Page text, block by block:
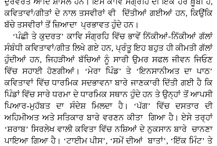
ਕਵਿਤਾਵਾਂ/ਗੀਤਾਂ ਦੇ ਨਾਲ ਤਸਵੀਰਾਂ ਵੀ ਦਿੱਤੀਆਂ ਗਈਆਂ ਹਨ, ਕਿਉਂਕਿ
ਬੱਚੇ ਤਸਵੀਰਾਂ ਤੋਂ ਜ਼ਿਆਦਾ ਪ੍ਰਭਾਵਤ ਹੁੰਦੇ ਹਨ।
‘ਪੰਛੀ ਤੇ ਕੁਦਰਤ’ ਕਾਵਿ ਸੰਗ੍ਰਹਿ ਵਿੱਚ ਭਾਵੇਂ ਨਿੱਕੀਆਂ-ਨਿੱਕੀਆਂ ਗੱਲਾਂ
ਸੰਬੰਧੀ ਕਵਿਤਾਵਾਂ/ਗੀਤ ਲਿਖੇ ਗਏ ਹਨ, ਪ੍ਰੰਤੂ ਇਹ ਬਹੁਤ ਹੀ ਕੀਮਤੀ ਗੱਲਾਂ
ਹੁੰਦੀਆਂ ਹਨ, ਜਿਹੜੀਆਂ ਬੱਚਿਆਂ ਨੂੰ ਸਾਰੀ ਉਮਰ ਸਫਲ ਜੀਵਨ ਜਿਓਣ
ਵਿੱਚ ਸਹਾਈ ਹੋਣਗੀਆਂ। ‘ਮੇਰਾ ਪਿੰਡ’ ਤੇ ‘ਇਨਸਾਨੀਅਤ ਦਾ ਪਾਠ’
ਕਵਿਤਾਵਾਂ ਵਿੱਚ ਧਾਰਮਿਕ ਸਦਭਾਵਨਾ ਬਾਰੇ ਜਾਣਕਾਰੀ ਦਿੱਤੀ ਗਈ ਹੈ ਕਿ
ਪਿੰਡਾਂ ਵਿੱਚ ਸਾਰੇ ਧਰਮਾ ਦੇ ਧਾਰਮਿਕ ਸਥਾਨ ਹੁੰਦੇ ਹਨ ਤੇ ਉਨ੍ਹਾਂ ਤੋਂ ਆਪਸੀ
ਪਿਆਰ-ਮੁਹੱਬਤ ਦਾ ਸੰਦੇਸ਼ ਮਿਲਦਾ ਹੈ। ‘ਪੱਗ’ ਵਿੱਚ ਦਸਤਾਰ ਦੀ
ਅਹਿਮੀਅਤ ਅਤੇ ਸਤਿਕਾਰ ਬਾਰੇ ਵਰਣਨ ਕੀਤਾ ਗਿਆ ਹੈ। ਏਸੇ ਤਰ੍ਹਾਂ
‘ਸ਼ਰਾਬ’ ਸਿਰਲੇਖ ਵਾਲੀ ਕਵਿਤਾ ਵਿੱਚ ਨਸ਼ਿਆਂ ਦੇ ਨੁਕਸਾਨ ਬਾਰੇ ਚਾਨਣਾ
ਪਾਇਆ ਗਿਆ ਹੈ। ‘ਟਾਈਮ ਪੀਸ’, ‘ਸਮੇਂ ਦੀਆਂ ਬਾਤਾਂ’, ‘ਇੱਕ ਮਿੰਟ’ ਤੇ